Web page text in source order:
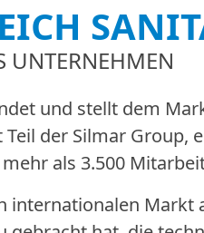
UNTERNEHMEN
und stellt dem
der Silmar Group,
als 3.500
internationalen Markt